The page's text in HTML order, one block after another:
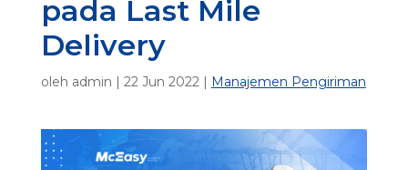
pada Last Mile
Delivery
oleh admin | 22 Jun 2022| Manajemen Pengiriman